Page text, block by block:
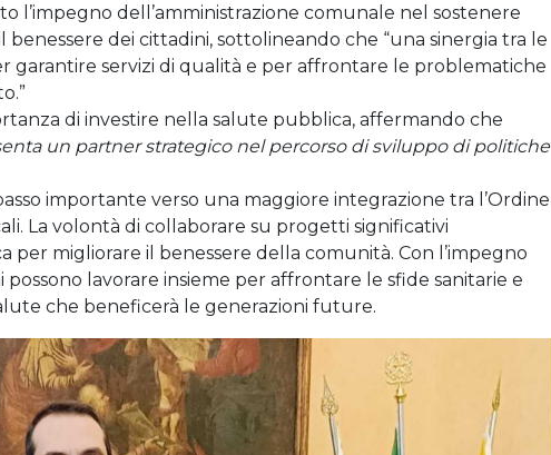
l’impegno dell’amministrazione comunale nel sostenere
benessere dei cittadini, sottolineando che “una sinergia tra le
garantire servizi di qualità e per affrontare le problematiche
di investire nella salute pubblica, affermando che
un partner strategico nel percorso di sviluppo di politiche
importante verso una maggiore integrazione tra l’Ordine
La volontà di collaborare su progetti significativi
per migliorare il benessere della comunità. Con l’impegno
lavorare insieme per affrontare le sfide sanitarie e
che beneficerà le generazioni future.